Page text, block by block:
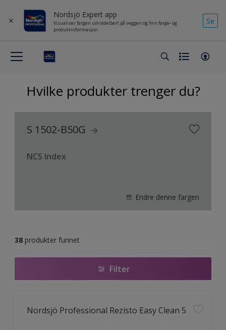
Nordsjö Expert app
Visualiser fargen umiddelbart på veggen og finn farge- og
produktinformasjon
Se
Hvilke produkter trenger du?
S 1502-B50G
NCS Index
Endre denne fargen
38 produkter funnet
Filter
Nordsjö Professional Rezisto Easy Clean 5